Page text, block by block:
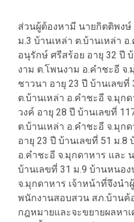
ส่วนผู้ต้องหามี นายกิตติพงษ์
ม.3 บ้านเหล่า ต.บ้านเหล่า
อนุรักษ์ ศรีสร้อย อายุ 32 ปี
งาม ต.โพนงาม อ.คำชะอี จ
ชาวนา อายุ 23 ปี บ้านเลข
ต.บ้านเหล่า อ.คำชะอี จ.มุก
วงค์ อายุ 28 ปี บ้านเลขที่
ต.บ้านเหล่า อ.คำชะอี จ.มุก
อายุ 23 ปี บ้านเลขที่ 51 ม.8
อ.คำชะอี จ.มุกดาหาร และ
บ้านเลขที่ 31 ม.9 บ้านหนอ
จ.มุกดาหาร เจ้าหน้าที่จึงน
พนักงานสอบสวน สภ.บ้านค้
กฎหมายและจะขยายผลหา